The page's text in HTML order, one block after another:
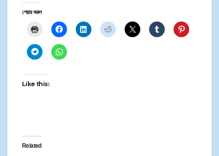
শেয়ার করুন
Like this:
Related